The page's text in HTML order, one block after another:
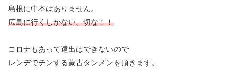
島根に中本はありません。
広島に行くしかない。切な！！
コロナもあって遠出はできないので
レンヂでチンする蒙古タンメンを頂きます。